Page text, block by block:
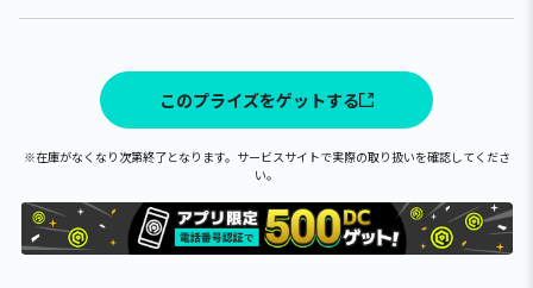
このプライズをゲットする
※在庫がなくなり次第終了となります。サービスサイトで実際の取り扱いを確認してくださ
い。